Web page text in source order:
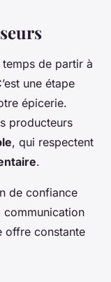
de partir à
une étape
épicerie.
producteurs
, qui respectent
.
de confiance
communication
offre constante